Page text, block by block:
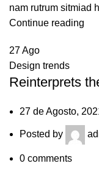
nam rutrum sitmiad
Continue reading
27Ago
Design trends
Reinterprets
27 de Agosto,
Posted by
0 comments